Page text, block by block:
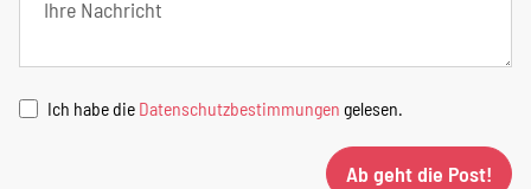
Ich habe die Datenschutzbestimmungen gelesen.
Ab geht die Post!